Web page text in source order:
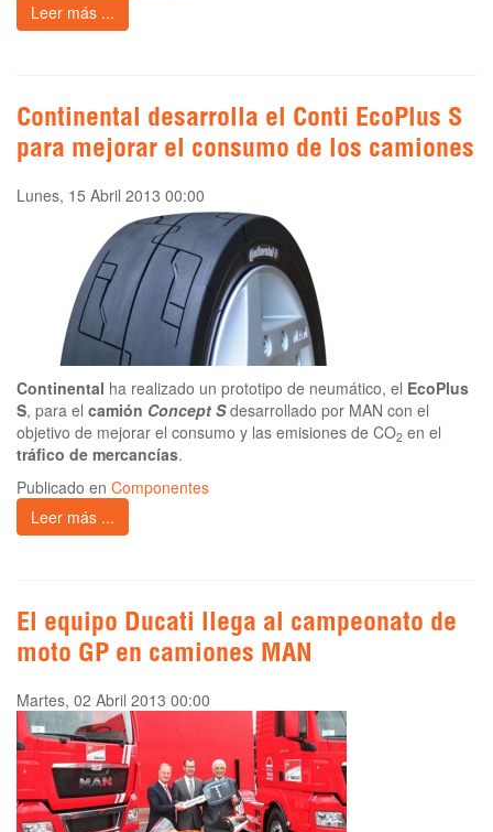
Leer más ...
Continental desarrolla el Conti EcoPlus S
para mejorar el consumo de los camiones
Lunes, 15 Abril 2013 00:00
Continental ha realizado un prototipo de neumático, el EcoPlus
S, para el camión Concept Sdesarrollado por MAN con el
objetivo de mejorar el consumo y las emisiones de CO2 en el
tráfico de mercancías.
Publicado en Componentes
Leer más ...
El equipo Ducati llega al campeonato de
moto GP en camiones MAN
Martes, 02 Abril 2013 00:00